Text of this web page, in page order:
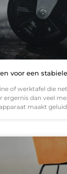
voor een
of werktafel die
ergernis dan veel
maakt